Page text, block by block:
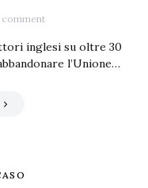
comment
inglesi su oltre 30
l’Unione…